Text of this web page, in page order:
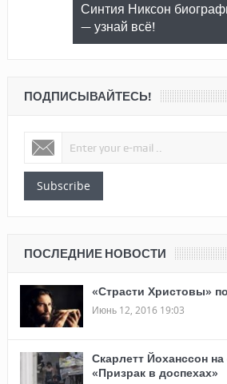
Синтия Никсон
— узнай всё!
Бенедикт Камбербэтч
биография, фото —
ПОДПИСЫВАЙТЕСЬ!
Subscribe
ПОСЛЕДНИЕ НОВОСТИ
«Страсти Христовы»
Июнь 12, 2016 19:03
Скарлетт Йоханссон
«Призрак в доспехах»